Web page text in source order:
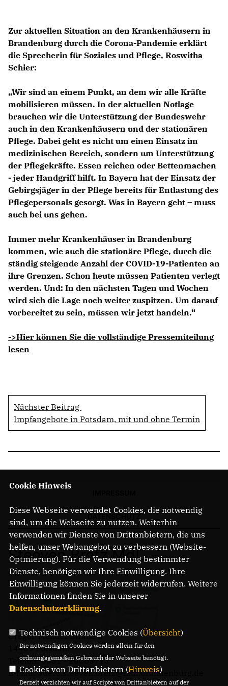
Zur aktuellen Situation an den Krankenhäusern in
Brandenburg durch die Corona-Pandemie erklärt
die Sprecherin für Soziales und Pflege, Roswitha
Schier:
Wir sind an einem Punkt, an dem wir alle Kräfte
mobilisieren müssen. In der aktuellen Notlage
brauchen wir die Unterstützung der Bundeswehr
auch in den Krankenhäusern und der stationären
Pflege. Dabei geht es nicht um einen Einsatz im
medizinischen Bereich, sondern um Unterstützung
der Pflegekräfte. Essen reichen oder Bettenmachen
- jeder Handgriff hilft. In Bayern hat der Einsatz der
Gebirgsjäger in der Pflege bereits für Entlastung des
Pflegepersonals gesorgt. Was in Bayern geht – muss
auch bei uns gehen.
Immer mehr Krankenhäuser in Brandenburg
kommen, wie auch die stationäre Pflege, durch die
ständig steigende Anzahl der COVID-19-Patienten an
ihre Grenzen. Schon heute müssen Patienten verlegt
werden. Und: In den nächsten Tagen und Wochen
wird sich die Lage noch weiter zuspitzen. Um darauf
vorbereitet zu sein, müssen wir jetzt handeln.“
->Hier können Sie die vollständige Pressemiteilung
lesen
Nächster Beitrag
Impfangebote in Potsdam, mit und ohne Termin
Steeven Bretz MdL
Gregor-Mendel-Straße 3
14469 Potsdam
Telefon: 0331 - 20085713
E-Mail: buero.steeven.bretz@mdl.brandenburg.de
Cookie Hinweis
Diese Webseite verwendet Cookies, die notwendig
sind, um die Webseite zu nutzen. Weiterhin
verwenden wir Dienste von Drittanbietern, die uns
helfen, unser Webangebot zu verbessern (Website-
Optmierung). Für die Verwendung bestimmter
Dienste, benötigen wir Ihre Einwilligung. Ihre
Einwilligung können Sie jederzeit widerrufen. Weitere
Informationen finden Sie in unserer
Datenschutzerklärung.
Technisch notwendige Cookies (Übersicht)
Die notwendigen Cookies werden allein für den
ordnungsgemäßen Gebrauch der Webseite benötigt.
Cookies von Drittanbietern (Hinweis)
Derzeit verzichten wir auf Scripte von Drittanbietern auf der